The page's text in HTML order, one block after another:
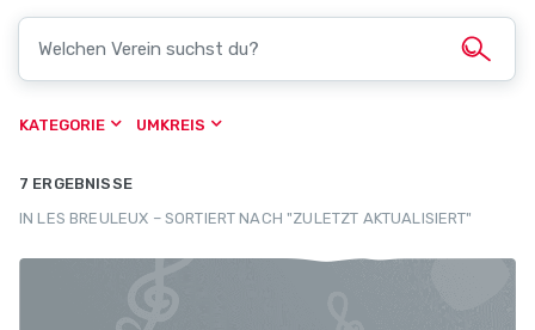
KATEGORIE UMKREIS
7 ERGEBNISSE
IN LES BREULEUX – SORTIERT NACH "ZULETZT AKTUALISIERT"